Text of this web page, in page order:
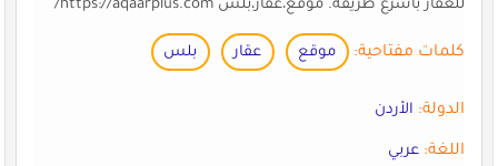
للعقار بأسرع طريقة. موقع،عقار،بلس https://aqaarplus.com/
كلمات مفتاحية: موقع عقار بلس
الدولة: الأردن
اللغة: عربي